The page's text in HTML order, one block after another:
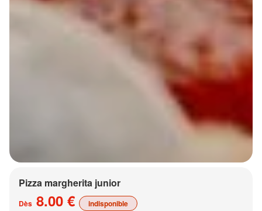
Pizza margherita junior
Dès 8.00 € indisponible